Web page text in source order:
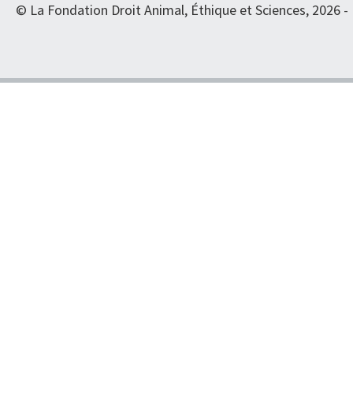
© La Fondation Droit Animal, Éthique et Sciences, 2026 -